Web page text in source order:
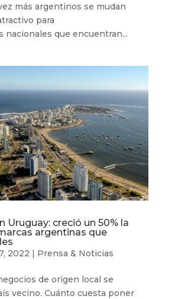
más argentinos se mudan
para
nacionales que encuentran...
Uruguay: creció un 50% la
argentinas que
2022 | Prensa & Noticias
de origen local se
vecino. Cuánto cuesta poner